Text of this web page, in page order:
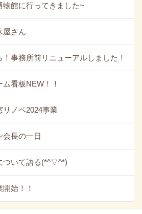
物館に行ってきました~
屋さん
！事務所前リニューアルしました！
ム看板NEW！！
リノベ2024事業
会長の一日
ついて語る(*^▽^*)
始！！